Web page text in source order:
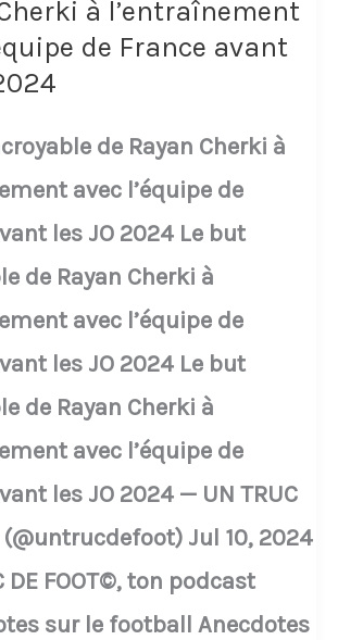
à l’entraînement
de France avant
de Rayan Cherki à
avec l’équipe de
les JO 2024 Le but
de Rayan Cherki à
avec l’équipe de
les JO 2024 Le but
de Rayan Cherki à
avec l’équipe de
les JO 2024 — UN TRUC
(@untrucdefoot) Jul 10, 2024
DE FOOT©, ton podcast
sur le football Anecdotes